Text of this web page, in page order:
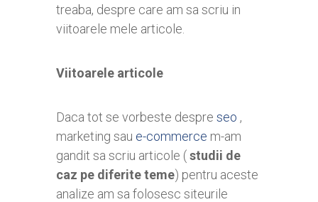
treaba, despre care am sa scriu in
viitoarele mele articole.
Viitoarele articole
Daca tot se vorbeste despre seo ,
marketing sau e-commerce m-am
gandit sa scriu articole (studii de
caz pe diferite teme) pentru aceste
analize am sa folosesc siteurile